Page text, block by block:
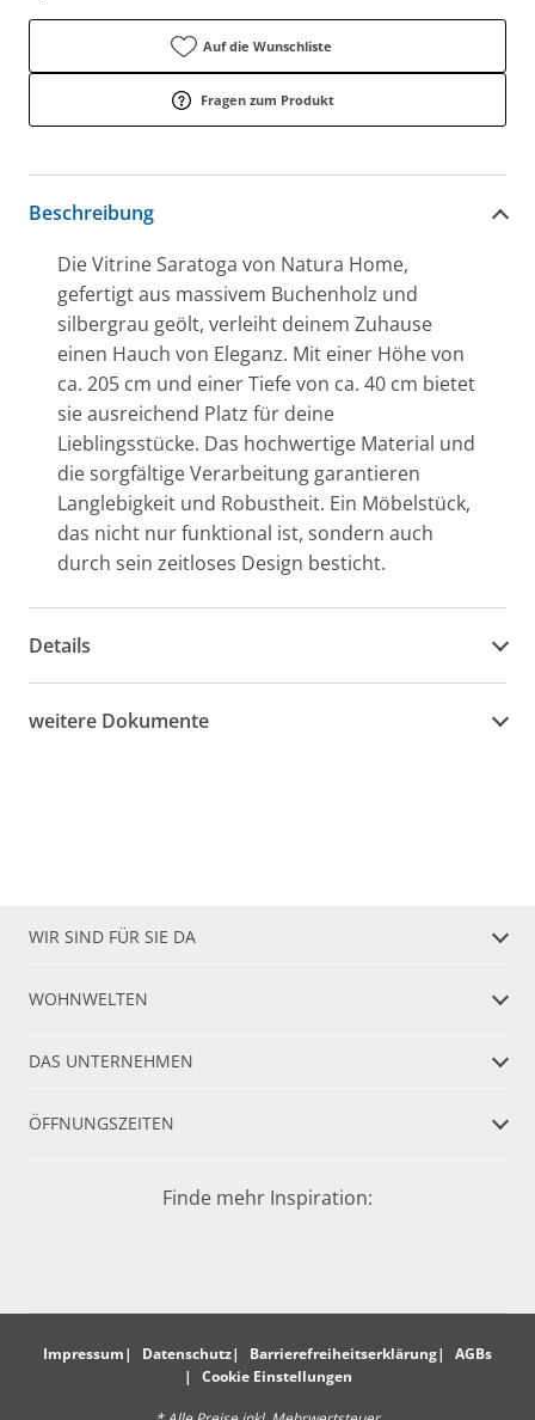
Auf die Wunschliste
Fragen zum Produkt
Beschreibung
Die Vitrine Saratoga von Natura Home,
gefertigt aus massivem Buchenholz und
silbergrau geölt, verleiht deinem Zuhause
einen Hauch von Eleganz. Mit einer Höhe von
ca. 205 cm und einer Tiefe von ca. 40 cm bietet
sie ausreichend Platz für deine
Lieblingsstücke. Das hochwertige Material und
die sorgfältige Verarbeitung garantieren
Langlebigkeit und Robustheit. Ein Möbelstück,
das nicht nur funktional ist, sondern auch
durch sein zeitloses Design besticht.
Details
weitere Dokumente
WIR SIND FÜR SIE DA
WOHNWELTEN
DAS UNTERNEHMEN
ÖFFNUNGSZEITEN
Finde mehr Inspiration:
Impressum Datenschutz Barrierefreiheitserklärung
AGBs
Cookie Einstellungen